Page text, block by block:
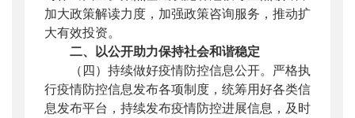
加大政策解读力度，加强政策咨询服务，推动扩
大有效投资。
二、以公开助力保持社会和谐稳定
（四）持续做好疫情防控信息公开。 严格执
行疫情防控信息发布各项制度，统筹用好各类信
息发布平台，持续发布疫情防控进展信息，及时